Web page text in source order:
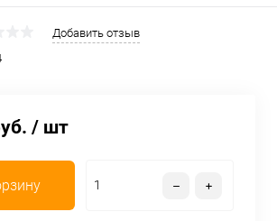
Добавить отзыв
/ шт